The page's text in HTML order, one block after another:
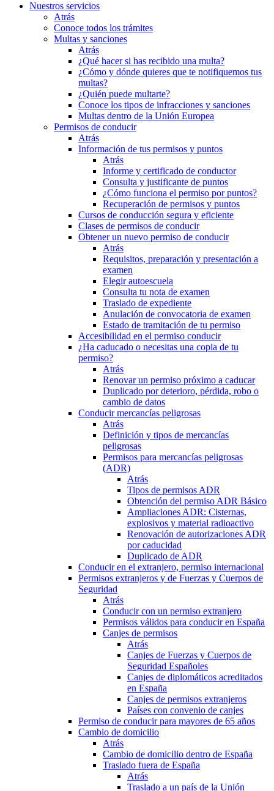
Nuestros servicios
Atrás
Conoce todos los trámites
Multas y sanciones
Atrás
¿Qué hacer si has recibido una multa?
¿Cómo y dónde quieres que te notifiquemos tus
multas?
¿Quién puede multarte?
Conoce los tipos de infracciones y sanciones
Multas dentro de la Unión Europea
Permisos de conducir
Atrás
Información de tus permisos y puntos
Atrás
Informe y certificado de conductor
Consulta y justificante de puntos
¿Cómo funciona el permiso por puntos?
Recuperación de permisos y puntos
Cursos de conducción segura y eficiente
Clases de permisos de conducir
Obtener un nuevo permiso de conducir
Atrás
Requisitos, preparación y presentación a
examen
Elegir autoescuela
Consulta tu nota de examen
Traslado de expediente
Anulación de convocatoria de examen
Estado de tramitación de tu permiso
Accesibilidad en el permiso conducir
¿Ha caducado o necesitas una copia de tu
permiso?
Atrás
Renovar un permiso próximo a caducar
Duplicado por deterioro, pérdida, robo o
cambio de datos
Conducir mercancías peligrosas
Atrás
Definición y tipos de mercancías
peligrosas
Permisos para mercancías peligrosas
(ADR)
Atrás
Tipos de permisos ADR
Obtención del permiso ADR Básico
Ampliaciones ADR: Cisternas,
explosivos y material radioactivo
Renovación de autorizaciones ADR
por caducidad
Duplicado de ADR
Conducir en el extranjero, permiso internacional
Permisos extranjeros y de Fuerzas y Cuerpos de
Seguridad
Atrás
Conducir con un permiso extranjero
Permisos válidos para conducir en España
Canjes de permisos
Atrás
Canjes de Fuerzas y Cuerpos de
Seguridad Españoles
Canjes de diplomáticos acreditados
en España
Canjes de permisos extranjeros
Países con convenio de canjes
Permiso de conducir para mayores de 65 años
Cambio de domicilio
Atrás
Cambio de domicilio dentro de España
Traslado fuera de España
Atrás
Traslado a un país de la Unión